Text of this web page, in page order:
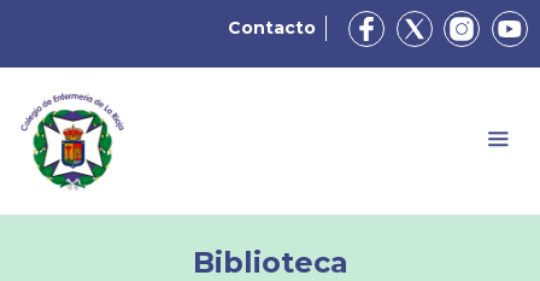
Contacto
Biblioteca